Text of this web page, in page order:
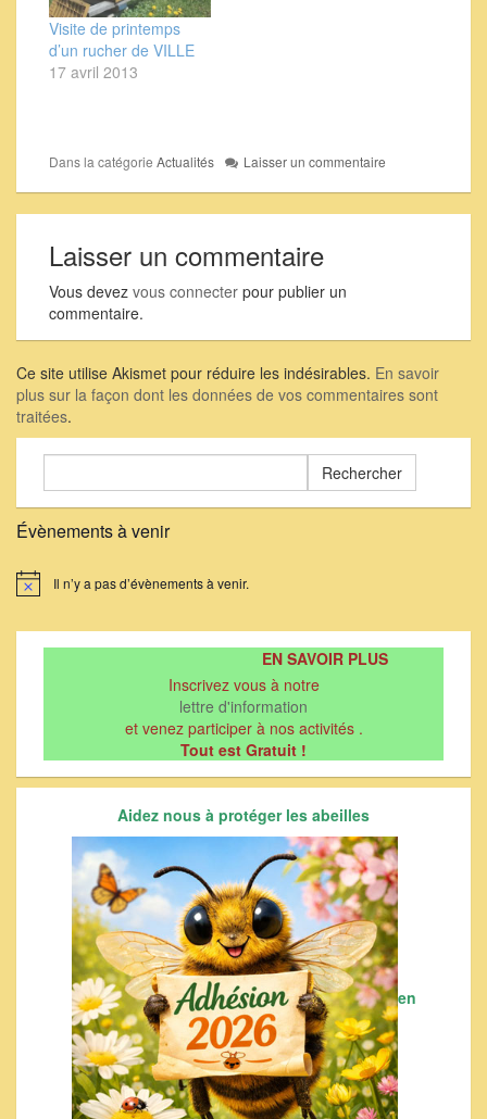
Visite de printemps
d’un rucher de VILLE
17 avril 2013
Dans la catégorie Actualités Laisser un commentaire
Laisser un commentaire
Vous devez vous connecter pour publier un
commentaire.
Ce site utilise Akismet pour réduire les indésirables. En savoir
plus sur la façon dont les données de vos commentaires sont
traitées.
Évènements à venir
Notice Il n’y a pas d’évènements à venir.
EN SAVOIR PLUS
Inscrivez vous à notre
lettre d'information
et venez participer à nos activités .
Tout est Gratuit !
Aidez nous à protéger les abeilles
en